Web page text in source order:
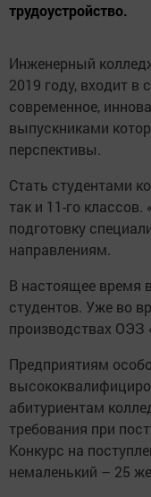
трудоустройство.
Инженерный
2019 году, входит в
современное,
выпускниками
перспективы.
Стать студентами
так и 11-го
подготовку
направлениям.
В настоящее время
студентов. Уже во
производствах ОЭЗ
Предприятиям
абитуриентам
требования при
Конкурс на
немаленький – 25